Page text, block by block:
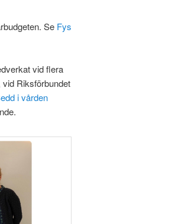
Se Fys
vid flera
Riksförbundet
i vården